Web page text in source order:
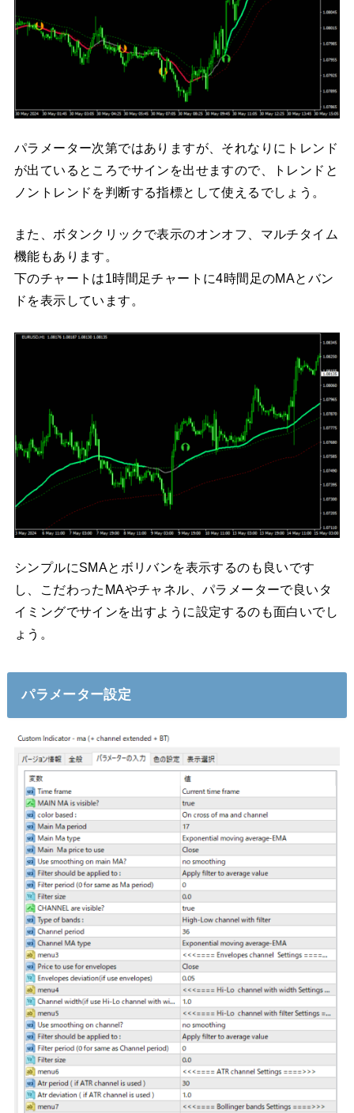
パラメーター次第ではありますが、それなりにトレンド
が出ているところでサインを出せますので、トレンドと
ノントレンドを判断する指標として使えるでしょう。
また、ボタンクリックで表示のオンオフ、マルチタイム
機能もあります。
下のチャートは1時間足チャートに4時間足のMAとバン
ドを表示しています。
シンプルにSMAとボリバンを表示するのも良いです
し、こだわったMAやチャネル、パラメーターで良いタ
イミングでサインを出すように設定するのも面白いでし
ょう。
パラメーター設定